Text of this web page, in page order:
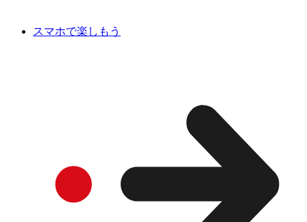
スマホで楽しもう